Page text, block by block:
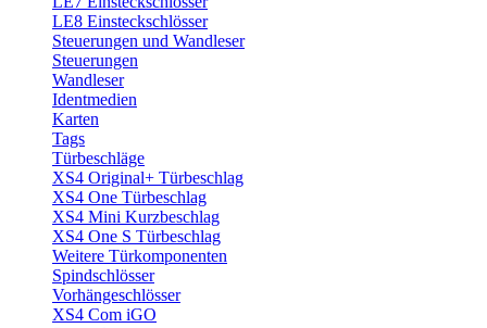
LE8 Einsteckschlösser
Steuerungen und Wandleser
Steuerungen
Wandleser
Identmedien
Karten
Tags
Türbeschläge
XS4 Original+ Türbeschlag
XS4 One Türbeschlag
XS4 Mini Kurzbeschlag
XS4 One S Türbeschlag
Weitere Türkomponenten
Spindschlösser
Vorhängeschlösser
XS4 Com iGO